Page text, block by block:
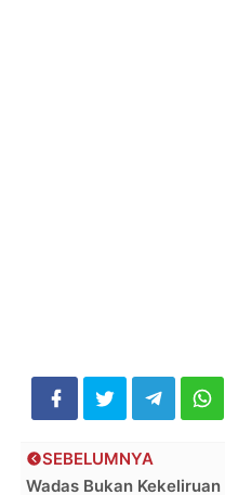
SEBELUMNYA
Wadas Bukan Kekeliruan